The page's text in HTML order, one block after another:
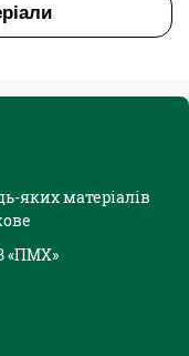
яких матеріалів
«ПМХ»